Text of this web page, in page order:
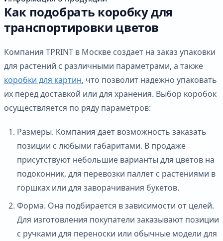
Как подобрать коробку для
транспортировки цветов
Компания TPRINT в Москве создает на заказ упаковки
для растений с различными параметрами, а также
коробки для картин, что позволит надежно упаковать
их перед доставкой или для хранения. Выбор коробок
осуществляется по ряду параметров:
Размеры. Компания дает возможность заказать
позиции с любыми габаритами. В продаже
присутствуют небольшие варианты для цветов на
подоконник, для перевозки паллет с растениями в
горшках или для заворачивания букетов.
Форма. Она подбирается в зависимости от целей.
Для изготовления покупатели заказывают позиции
с ручками для переноски или обычные модели для